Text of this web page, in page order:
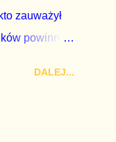
zauważył
powinno
DALEJ...